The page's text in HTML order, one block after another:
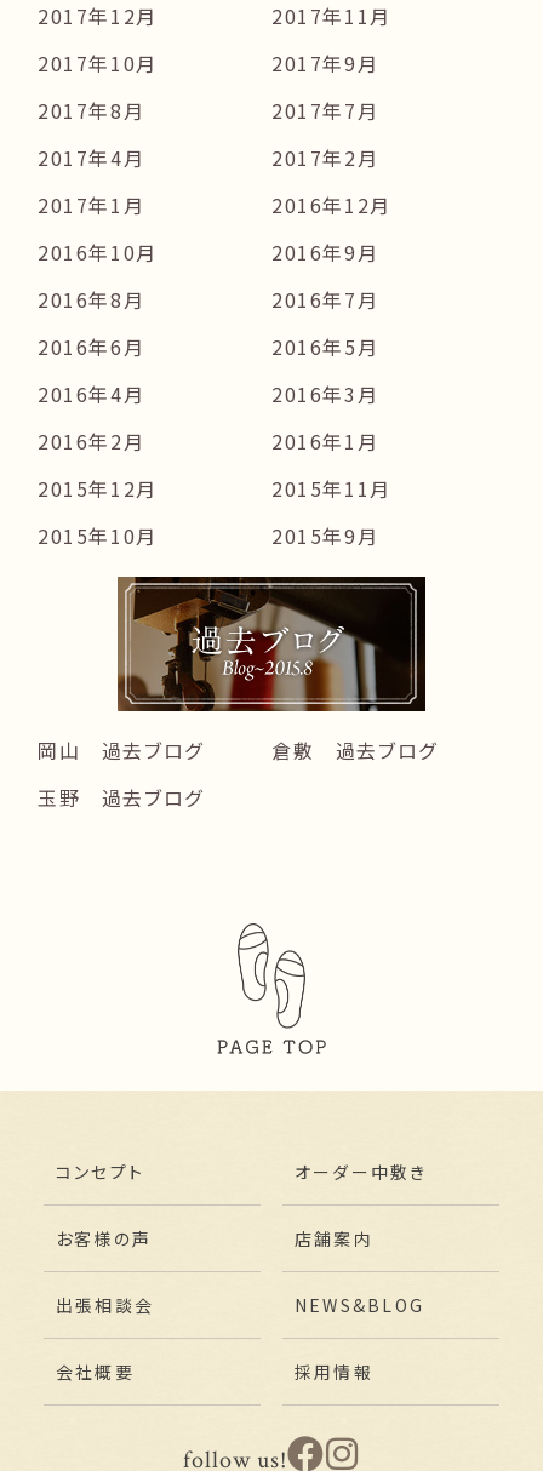
2017年12月
2017年11月
2017年10月
2017年9月
2017年8月
2017年7月
2017年4月
2017年2月
2017年1月
2016年12月
2016年10月
2016年9月
2016年8月
2016年7月
2016年6月
2016年5月
2016年4月
2016年3月
2016年2月
2016年1月
2015年12月
2015年11月
2015年10月
2015年9月
岡山 過去ブログ
倉敷 過去ブログ
玉野 過去ブログ
コンセプト オーダー中敷き
お客様の声 店舗案内
出張相談会 NEWS&BLOG
会社概要 採用情報
follow us!